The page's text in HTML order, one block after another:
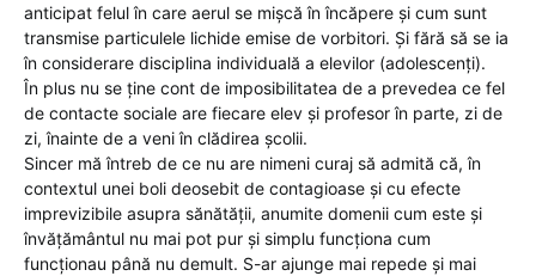
anticipat felul în care aerul se mișcă în încăpere și cum sunt
transmise particulele lichide emise de vorbitori. Și fără să se ia
în considerare disciplina individuală a elevilor (adolescenți).
În plus nu se ține cont de imposibilitatea de a prevedea ce fel
de contacte sociale are fiecare elev și profesor în parte, zi de
zi, înainte de a veni în clădirea școlii.
Sincer mă întreb de ce nu are nimeni curaj să admită că, în
contextul unei boli deosebit de contagioase și cu efecte
imprevizibile asupra sănătății, anumite domenii cum este și
învățământul nu mai pot pur și simplu funcționa cum
funcționau până nu demult. S-ar ajunge mai repede și mai